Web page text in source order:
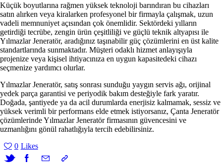
Küçük boyutlarına rağmen yüksek teknoloji barındıran bu cihazları
satın alırken veya kiralarken profesyonel bir firmayla çalışmak, uzun
vadeli memnuniyet açısından çok önemlidir. Sektördeki yılların
getirdiği tecrübe, zengin ürün çeşitliliği ve güçlü teknik altyapısı ile
Yılmazlar Jeneratör, aradığınız taşınabilir güç çözümlerini en üst kalite
standartlarında sunmaktadır. Müşteri odaklı hizmet anlayışıyla
projenize veya kişisel ihtiyacınıza en uygun kapasitedeki cihazı
seçmenize yardımcı olurlar.
Yılmazlar Jeneratör, satış sonrası sunduğu yaygın servis ağı, orijinal
yedek parça garantisi ve periyodik bakım desteğiyle fark yaratır.
Doğada, şantiyede ya da acil durumlarda enerjisiz kalmamak, sessiz ve
yüksek verimli bir performans elde etmek istiyorsanız, Çanta Jeneratör
çözümlerinde Yılmazlar Jeneratör firmasının güvencesini ve
uzmanlığını gönül rahatlığıyla tercih edebilirsiniz.
0 Likes